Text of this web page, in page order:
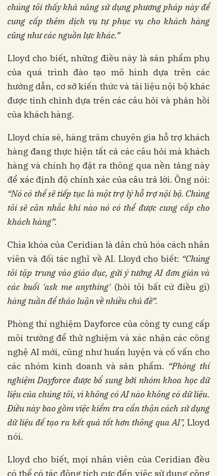
chúng tôi thấy khả năng sử dụng phương pháp này để
cung cấp thêm dịch vụ tự phục vụ cho khách hàng
cũng như các nguồn lực khác.”
Lloyd cho biết, những điều này là sản phẩm phụ
của quá trình đào tạo mô hình dựa trên các
hướng dẫn, cơ sở kiến ​​thức và tài liệu nội bộ khác
được tinh chỉnh dựa trên các câu hỏi và phản hồi
của khách hàng.
Lloyd chia sẻ, hàng trăm chuyên gia hỗ trợ khách
hàng đang thực hiện tất cả các câu hỏi mà khách
hàng và chính họ đặt ra thông qua nền tảng này
để xác định độ chính xác của câu trả lời. Ông nói:
“Nó có thể sẽ tiếp tục là một trợ lý hỗ trợ nội bộ. Chúng
tôi sẽ cân nhắc khi nào nó có thể được cung cấp cho
khách hàng”.
Chìa khóa của Ceridian là dân chủ hóa cách nhân
viên và đối tác nghĩ về AI. Lloyd cho biết: “Chúng
tôi tập trung vào giáo dục, gửi ý tưởng AI đơn giản và
các buổi 'ask me anything' (hỏi tôi bất cứ điều gì)
hàng tuần để thảo luận về nhiều chủ đề”.
Phòng thí nghiệm Dayforce của công ty cung cấp
môi trường để thử nghiệm và xác nhận các công
nghệ AI mới, cũng như huấn luyện và cố vấn cho
các nhóm kinh doanh và sản phẩm. “Phòng thí
nghiệm Dayforce được bổ sung bởi nhóm khoa học dữ
liệu của chúng tôi, vì không có AI nào không có dữ liệu.
Điều này bao gồm việc kiểm tra cẩn thận cách sử dụng
dữ liệu để tạo ra kết quả tốt hơn thông qua AI", Lloyd
nói.
Lloyd cho biết, mọi nhân viên của Ceridian đều
có thể có tác động tích cực đến việc sử dụng công